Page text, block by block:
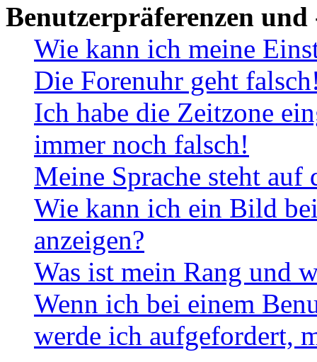
Benutzerpräferenzen und
Wie kann ich meine
Die Forenuhr geht
Ich habe die Zeitzone
immer noch falsch!
Meine Sprache steht
Wie kann ich ein Bild
anzeigen?
Was ist mein Rang und
Wenn ich bei einem
werde ich aufgefordert,